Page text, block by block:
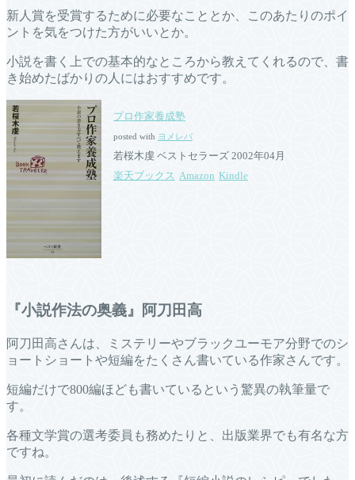
新人賞を受賞するために必要なこととか、このあたりのポイ
ントを気をつけた方がいいとか。
小説を書く上での基本的なところから教えてくれるので、書
き始めたばかりの人にはおすすめです。
プロ作家養成塾
posted with ヨメレバ
若桜木虔 ベストセラーズ 2002年04月
楽天ブックス Amazon Kindle
『小説作法の奥義』阿刀田高
阿刀田高さんは、ミステリーやブラックユーモア分野でのシ
ョートショートや短編をたくさん書いている作家さんです。
短編だけで800編ほども書いているという驚異の執筆量で
す。
各種文学賞の選考委員も務めたりと、出版業界でも有名な方
ですね。